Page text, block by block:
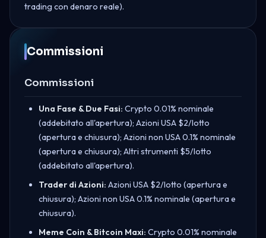
trading con denaro reale).
Commissioni
Commissioni
Una Fase & Due Fasi: Crypto 0.01% nominale
(addebitato all'apertura); Azioni USA $2/lotto
(apertura e chiusura); Azioni non USA 0.1% nominale
(apertura e chiusura); Altri strumenti $5/lotto
(addebitato all'apertura).
Trader di Azioni: Azioni USA $2/lotto (apertura e
chiusura); Azioni non USA 0.1% nominale (apertura e
chiusura).
Meme Coin & Bitcoin Maxi: Crypto 0.01% nominale